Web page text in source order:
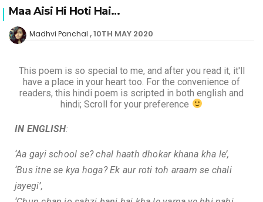
Maa Aisi Hi Hoti Hai…
Madhvi Panchal 10TH MAY 2020
This poem is so special to me, and after you read it, it'll
have a place in your heart too. For the convenience of
readers, this hindi poem is scripted in both english and
hindi; Scroll for your preference
IN ENGLISH:
‘Aa gayi school se? chal haath dhokar khana kha le’,
‘Bus itne se kya hoga? Ek aur roti toh araam se chali
jayegi’,